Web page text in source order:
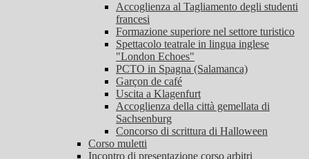
Accoglienza al Tagliamento degli studenti
francesi
Formazione superiore nel settore turistico
Spettacolo teatrale in lingua inglese
"London Echoes"
PCTO in Spagna (Salamanca)
Garçon de café
Uscita a Klagenfurt
Accoglienza della città gemellata di
Sachsenburg
Concorso di scrittura di Halloween
Corso muletti
Incontro di presentazione corso arbitri